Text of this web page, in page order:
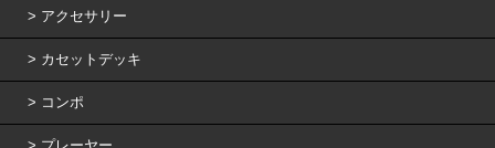
アクセサリー
カセットデッキ
コンポ